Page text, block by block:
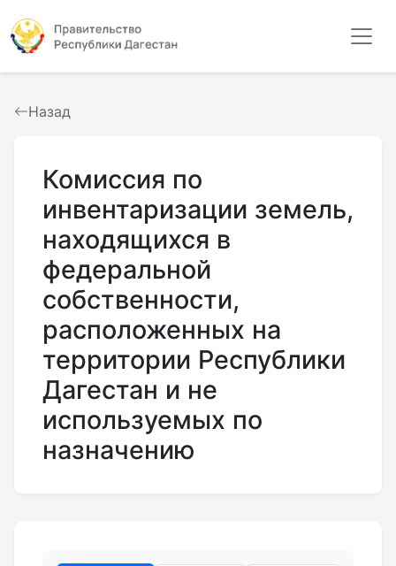
Назад
Комиссия по
инвентаризации земель,
находящихся в
федеральной
собственности,
расположенных на
территории Республики
Дагестан и не
используемых по
назначению